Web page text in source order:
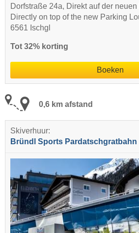
Dorfstraße 24a, Direkt auf der
Directly on top of the new Parking
6561 Ischgl
Tot 32% korting
Boeken
0,6 km afstand
Skiverhuur:
Bründl Sports Pardatschgratbahn